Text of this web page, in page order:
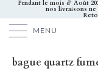
Pendant le mois d' Août
nos livraisons ne
MENU
bague quartz